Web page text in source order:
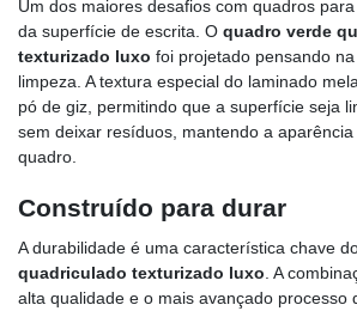
Um dos maiores desafios com quadros
da superfície de escrita. O quadro verde
texturizado luxo foi projetado pensando
limpeza. A textura especial do laminado
pó de giz, permitindo que a superfície seja
sem deixar resíduos, mantendo a
quadro.
Construído para durar
A durabilidade é uma característica chave
quadriculado texturizado luxo . A
alta qualidade e o mais avançado processo